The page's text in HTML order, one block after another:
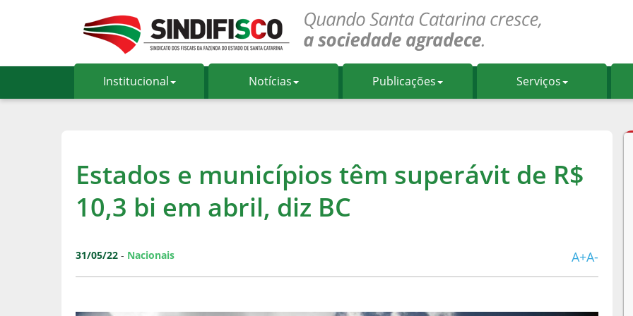
Institucional Notícias Publicações Serviços
Estados e municípios têm superávit de R$
10,3 bi em abril, diz BC
31/05/22 - Nacionais A+A-